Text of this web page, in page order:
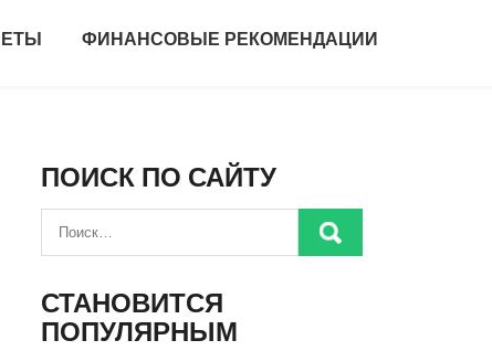
ФИНАНСОВЫЕ РЕКОМЕНДАЦИИ
ПОИСК ПО САЙТУ
СТАНОВИТСЯ
ПОПУЛЯРНЫМ